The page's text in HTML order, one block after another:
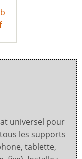
universel pour
les supports
tablette,